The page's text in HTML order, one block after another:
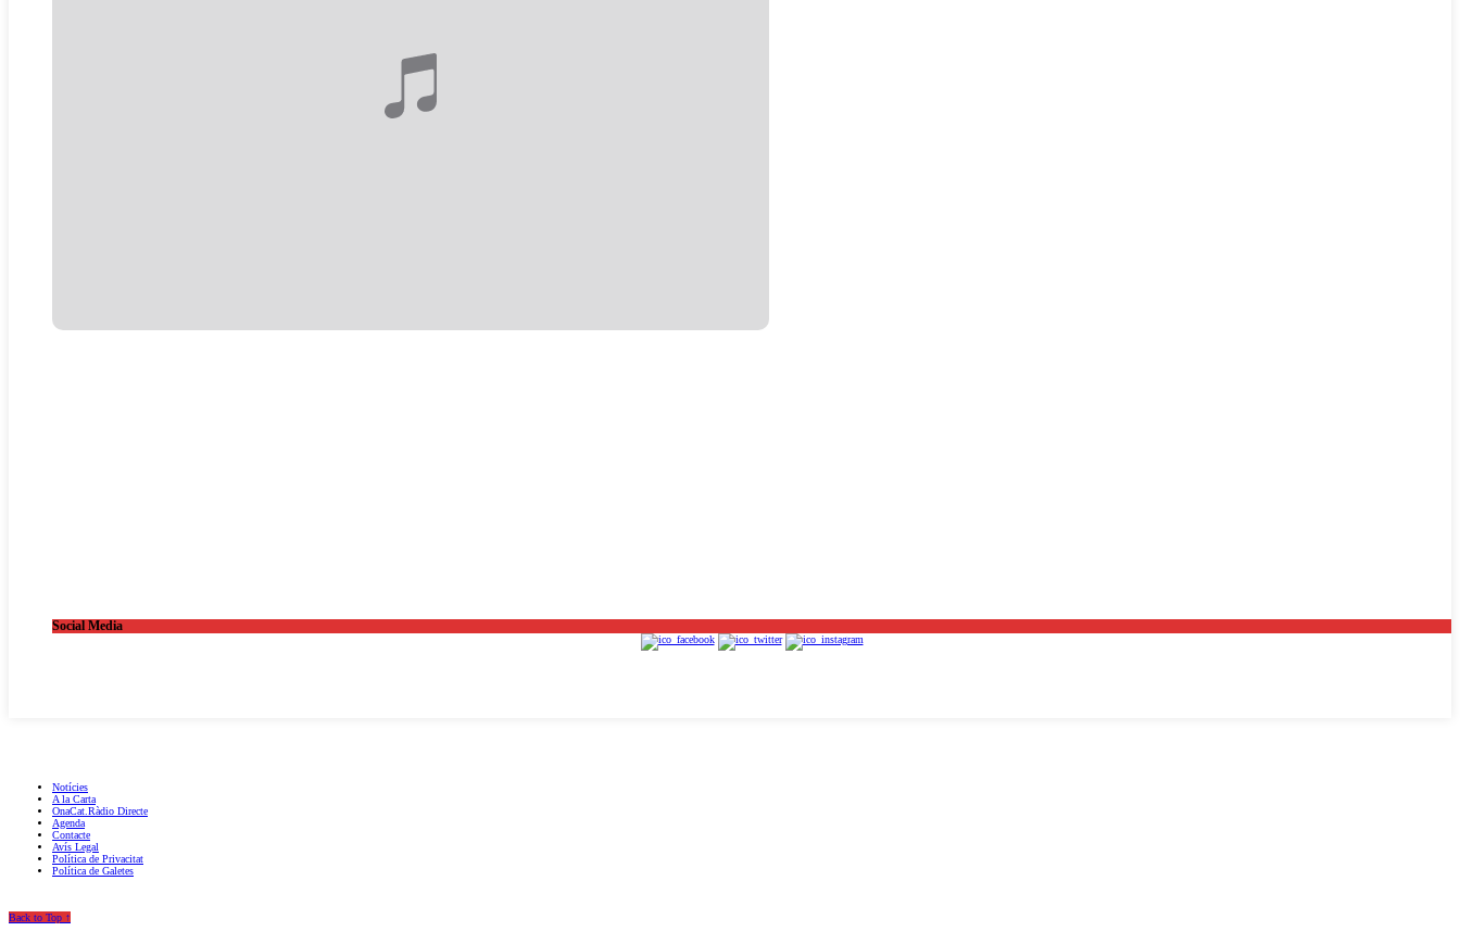
Social Media
Notícies
A la Carta
OnaCat.Ràdio Directe
Agenda
Contacte
Avís Legal
Política de Privacitat
Política de Galetes
Back to Top ↑